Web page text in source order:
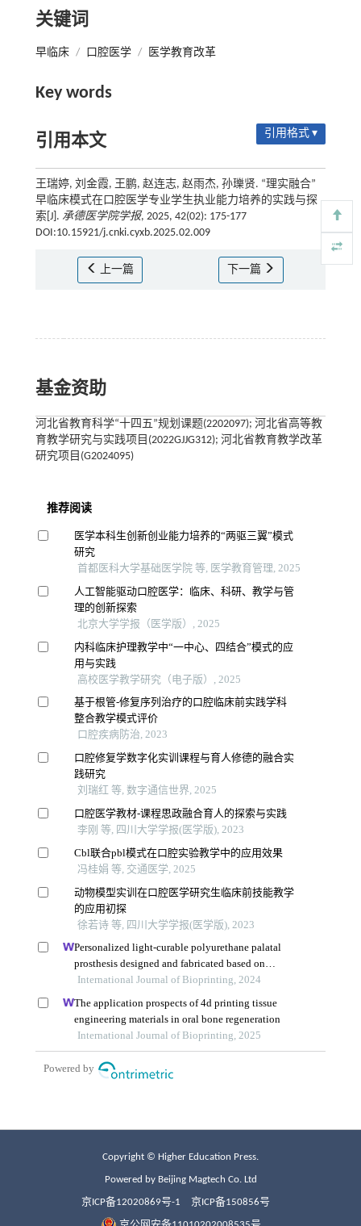
关键词
早临床 / 口腔医学 / 医学教育改革
Key words
引用本文 引用格式 ▾
王瑞婷, 刘金霞, 王鹏, 赵连志, 赵雨杰, 孙瓅贤. “理实融合”
早临床模式在口腔医学专业学生执业能力培养的实践与探
索[J]. 承德医学院学报, 2025, 42(02): 175-177
DOI:10.15921/j.cnki.cyxb.2025.02.009
上一篇 下一篇
基金资助
河北省教育科学“十四五”规划课题(2202097); 河北省高等教
育教学研究与实践项目(2022GJJG312); 河北省教育教学改革
研究项目(G2024095)
Copyright © Higher Education Press.
Powered by Beijing Magtech Co. Ltd
京ICP备12020869号-1 京ICP备150856号